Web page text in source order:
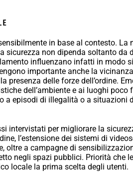
in base al contesto. La
sicurezza non dipenda soltanto da
influenzano infatti in modo
importante anche la
delle forze dell’ordine.
dell’ambiente e ai luoghi poco
a episodi di illegalità o a situazioni
intervistati per migliorare la
l’estensione dei sistemi di
oltre a campagne di
negli spazi pubblici. Priorità che
locale la prima scelta degli utenti.